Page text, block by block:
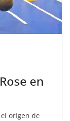
en
origen de